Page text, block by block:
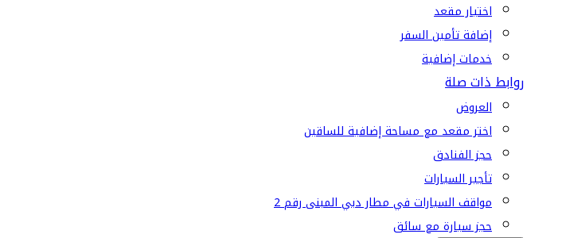
اختيار مقعد
إضافة تأمين السفر
خدمات إضافية
روابط ذات صلة
العروض
اختر مقعد مع مساحة إضافية للساقين
حجز الفنادق
تأجير السيارات
مواقف السيارات في مطار دبي المبنى رقم 2
حجز سيارة مع سائق